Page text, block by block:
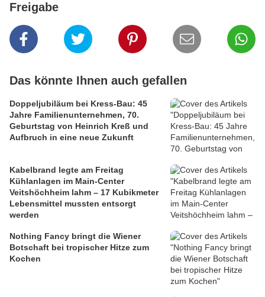
Freigabe
Das könnte Ihnen auch gefallen
Doppeljubiläum bei Kress-Bau: 45
Jahre Familienunternehmen, 70.
Geburtstag von Heinrich Kreß und
Aufbruch in eine neue Zukunft
Kabelbrand legte am Freitag
Kühlanlagen im Main-Center
Veitshöchheim lahm – 17 Kubikmeter
Lebensmittel mussten entsorgt
werden
Nothing Fancy bringt die Wiener
Botschaft bei tropischer Hitze zum
Kochen